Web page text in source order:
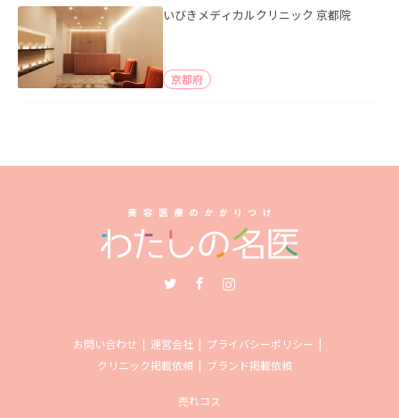
いびきメディカルクリニック 京都院
京都府
お問い合わせ 運営会社
プライバシーポリシー
クリニック掲載依頼
ブランド掲載依頼
売れコス